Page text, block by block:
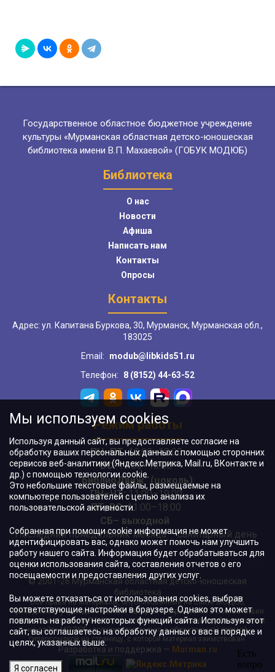
Государственное областное бюджетное учреждение
культуры «Мурманская областная детско-юношеская
библиотека имени В.П. Махаевой» (ГОБУК МОДЮБ)
Библиотека
О нас
Новости
Афиша
Написать нам
Контакты
Опросы
Контакты
Адрес: ул. Капитана Буркова, 30, Мурманск, Мурманская обл.,
183025
Email:
modub@libkids51.ru
Телефон:
8 (8152) 44-63-52
Режим работы
ПН–ПТ:10:00–18:00
ВС:11:00–18:00
"БиблиоДвиж" (цоколь):
ПН–ЧТ:11:00–19:00
ПТ, ВС:11:00–18:00
СБ– выходной
Последний понедельник месяца – санитарный день
© 2001-26 Мурманская областная детско-юношеская
библиотека
Все права на материалы, опубликованные на сайте МОДЮБ,
принадлежат учреждению и/или авторам и охраняются в соответствии
с законодательством РФ. Использование материалов, опубликованных
на сайте МОДЮБ, допускается только с обязательной прямой
гиперссылкой на страницу, с которой материал заимствован.
Разработка и поддержка — Murman.ru
Мы используем cookies
Используя данный сайт, вы предоставляете согласие на
обработку ваших персональных данных с помощью сторонних
сервисов веб-аналитики (Яндекс.Метрика, Mail.ru, ВКонтакте и
др.) с помощью технологии cookie.
Это небольшие текстовые файлы, размещаемые на
компьютере пользователей с целью анализа их
пользовательской активности.
Собранная при помощи cookie информация не может
идентифицировать вас, однако может помочь нам улучшить
работу нашего сайта. Информация будет обрабатываться для
оценки использования сайта, составления отчетов о его
посещаемости и предоставления других услуг.
Вы можете отказаться от использования cookies, выбрав
соответствующие настройки в браузере. Однако это может
повлиять на работу некоторых функций сайта. Используя этот
сайт, вы соглашаетесь на обработку данных о вас в порядке и
целях, указанных выше.
Я согласен